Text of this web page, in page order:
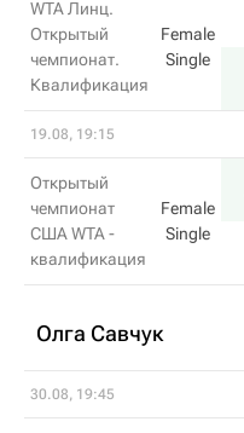
WTA Линц.
Открытый
чемпионат.
Квалификация
Female
Single
19.08, 19:15
Открытый
чемпионат
США WTA -
квалификация
Female
Single
Олга Савчук
30.08, 19:45